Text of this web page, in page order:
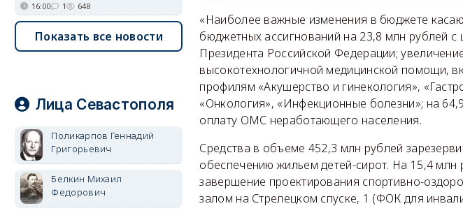
«Наиболее важные изменения в бюджете
бюджетных ассигнований на 23,8 млн рублей
Президента Российской Федерации;
высокотехнологичной медицинской помощи,
профилям «Акушерство и гинекология»,
«Онкология», «Инфекционные болезни»; на
оплату ОМС неработающего населения.
Средства в объеме 452,3 млн рублей
обеспечению жильем детей-сирот. На 15,4
завершение проектирования спортивно-
залом на Стрелецком спуске, 1 (ФОК для
16:00 1 648
Показать все новости
Лица Севастополя
Поликарпов Геннадий
Григорьевич
Белкин Михаил
Федорович